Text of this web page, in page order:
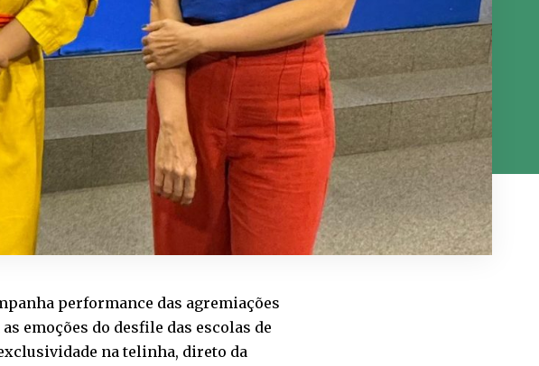
performance das agremiações
emoções do desfile das escolas de
na telinha, direto da